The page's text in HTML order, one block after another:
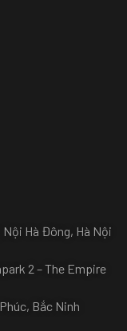
Hà Đông, Hà Nội
2 – The Empire
Bắc Ninh